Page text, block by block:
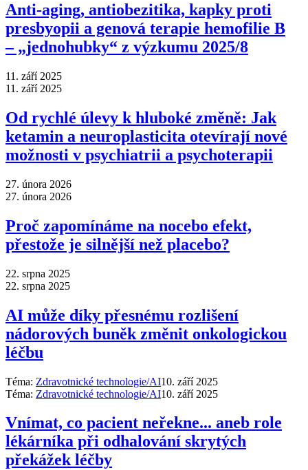
Anti‑aging, antiobezitika, kapky proti
presbyopii a genová terapie hemofilie B
–⁠ „jednohubky“ z výzkumu 2025/8
11. září 2025
11. září 2025
Od rychlé úlevy k hluboké změně: Jak
ketamin a neuroplasticita otevírají nové
možnosti v psychiatrii a psychoterapii
27. února 2026
27. února 2026
Proč zapomínáme na nocebo efekt,
přestože je silnější než placebo?
22. srpna 2025
22. srpna 2025
AI může díky přesnému rozlišení
nádorových buněk změnit onkologickou
léčbu
Téma: Zdravotnické technologie/AI10. září 2025
Téma: Zdravotnické technologie/AI10. září 2025
Vnímat, co pacient neřekne... aneb role
lékárníka při odhalování skrytých
překážek léčby